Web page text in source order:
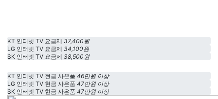
KT 인터넷 TV 요금제 37,400원
LG 인터넷 TV 요금제 34,100원
SK 인터넷 TV 요금제 38,500원
KT 인터넷 TV 현금 사은품 46만원 이상
LG 인터넷 TV 현금 사은품 47만원 이상
SK 인터넷 TV 현금 사은품 47만원 이상